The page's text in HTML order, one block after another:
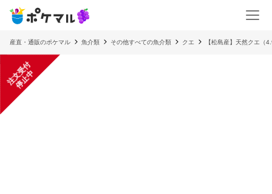
産直・通販のポケマル 魚介類 その他すべての魚介類 クエ 【松島産】天然クエ（
注
文
受
付
停
止
中